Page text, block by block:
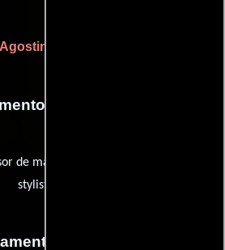
de maquillaje
de maquillaje) y
stylist (u))
de musica